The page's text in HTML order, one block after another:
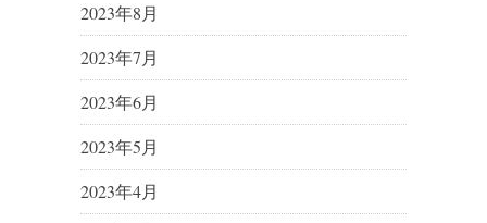
2023年8月
2023年7月
2023年6月
2023年5月
2023年4月